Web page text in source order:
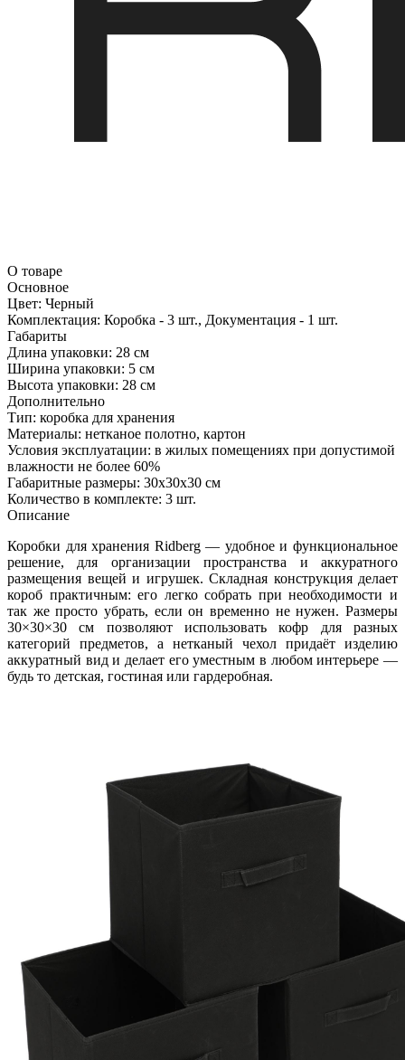
О товаре
Основное
Цвет: Черный
Комплектация: Коробка - 3 шт., Документация - 1 шт.
Габариты
Длина упаковки: 28 см
Ширина упаковки: 5 см
Высота упаковки: 28 см
Дополнительно
Тип: коробка для хранения
Материалы: нетканое полотно, картон
Условия эксплуатации: в жилых помещениях при допустимой
влажности не более 60%
Габаритные размеры: 30х30х30 см
Количество в комплекте: 3 шт.
Описание
Коробки для хранения Ridberg — удобное и функциональное
решение, для организации пространства и аккуратного
размещения вещей и игрушек. Складная конструкция делает
короб практичным: его легко собрать при необходимости и
так же просто убрать, если он временно не нужен. Размеры
30×30×30 см позволяют использовать кофр для разных
категорий предметов, а нетканый чехол придаёт изделию
аккуратный вид и делает его уместным в любом интерьере —
будь то детская, гостиная или гардеробная.